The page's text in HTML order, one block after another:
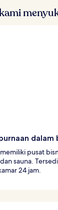
dalam
pusat
sauna.
24 jam.